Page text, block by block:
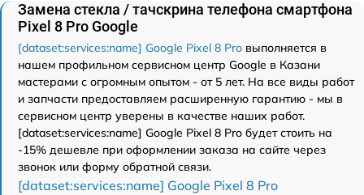
Замена стекла / тачскрина телефона смартфона
Pixel 8 Pro Google
[dataset:services:name] Google Pixel 8 Pro выполняется в
нашем профильном сервисном центр Google в Казани
мастерами с огромным опытом - от 5 лет. На все виды работ
и запчасти предоставляем расширенную гарантию - мы в
сервисном центр уверены в качестве наших работ.
[dataset:services:name] Google Pixel 8 Pro будет стоить на
-15% дешевле при оформлении заказа на сайте через
звонок или форму обратной связи.
[dataset:services:name] Google Pixel 8 Pro